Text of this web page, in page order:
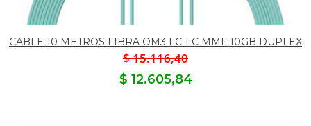
CABLE 10 METROS FIBRA OM3 LC-LC MMF 10GB DUPLEX
$ 15.116,40
$ 12.605,84